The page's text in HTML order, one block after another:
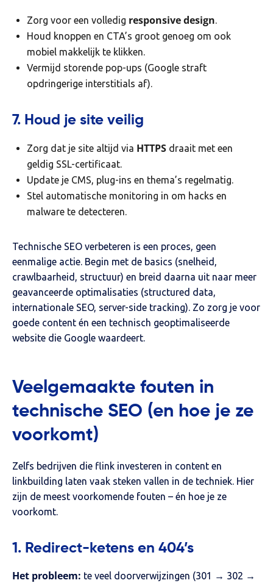
Zorg voor een volledig responsive design.
Houd knoppen en CTA’s groot genoeg om ook
mobiel makkelijk te klikken.
Vermijd storende pop-ups (Google straft
opdringerige interstitials af).
7. Houd je site veilig
Zorg dat je site altijd via HTTPS draait met een
geldig SSL-certificaat.
Update je CMS, plug-ins en thema’s regelmatig.
Stel automatische monitoring in om hacks en
malware te detecteren.
Technische SEO verbeteren is een proces, geen
eenmalige actie. Begin met de basics (snelheid,
crawlbaarheid, structuur) en breid daarna uit naar meer
geavanceerde optimalisaties (structured data,
internationale SEO, server-side tracking). Zo zorg je voor
goede content én een technisch geoptimaliseerde
website die Google waardeert.
Veelgemaakte fouten in
technische SEO (en hoe je ze
voorkomt)
Zelfs bedrijven die flink investeren in content en
linkbuilding laten vaak steken vallen in de techniek. Hier
zijn de meest voorkomende fouten – én hoe je ze
voorkomt.
1. Redirect-ketens en 404’s
Het probleem: te veel doorverwijzingen (301 → 302 →